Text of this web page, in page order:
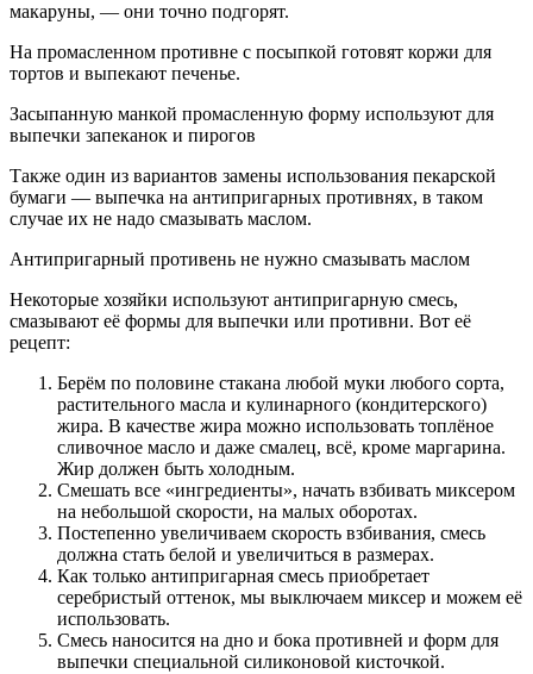
макаруны, — они точно подгорят.
На промасленном противне с посыпкой готовят коржи для
тортов и выпекают печенье.
Засыпанную манкой промасленную форму используют для
выпечки запеканок и пирогов
Также один из вариантов замены использования пекарской
бумаги — выпечка на антипригарных противнях, в таком
случае их не надо смазывать маслом.
Антипригарный противень не нужно смазывать маслом
Некоторые хозяйки используют антипригарную смесь,
смазывают её формы для выпечки или противни. Вот её
рецепт:
Берём по половине стакана любой муки любого сорта,
растительного масла и кулинарного (кондитерского)
жира. В качестве жира можно использовать топлёное
сливочное масло и даже смалец, всё, кроме маргарина.
Жир должен быть холодным.
Смешать все «ингредиенты», начать взбивать миксером
на небольшой скорости, на малых оборотах.
Постепенно увеличиваем скорость взбивания, смесь
должна стать белой и увеличиться в размерах.
Как только антипригарная смесь приобретает
серебристый оттенок, мы выключаем миксер и можем её
использовать.
Смесь наносится на дно и бока противней и форм для
выпечки специальной силиконовой кисточкой.